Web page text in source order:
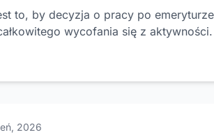
to, by decyzja o pracy po
wycofania się z
2026